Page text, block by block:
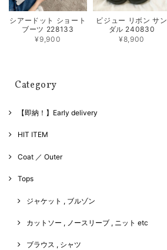
シアードット ショート
ブーツ 228133
¥9,900
ビジュー リボン サン
ダル 240830
¥8,900
Category
【即納！】Early delivery
HIT ITEM
Coat ／ Outer
Tops
ジャケット , ブルゾン
カットソー , ノースリーブ , ニット etc
ブラウス , シャツ